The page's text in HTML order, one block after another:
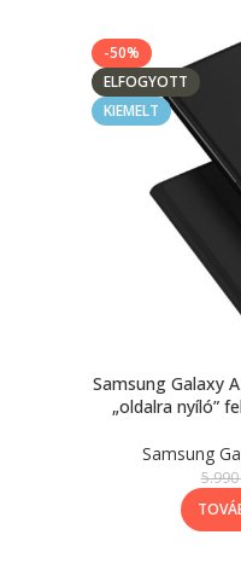
-50%
ELFOGYOTT
KIEMELT
Samsung Galaxy
„oldalra nyíló”
Samsung
5.990